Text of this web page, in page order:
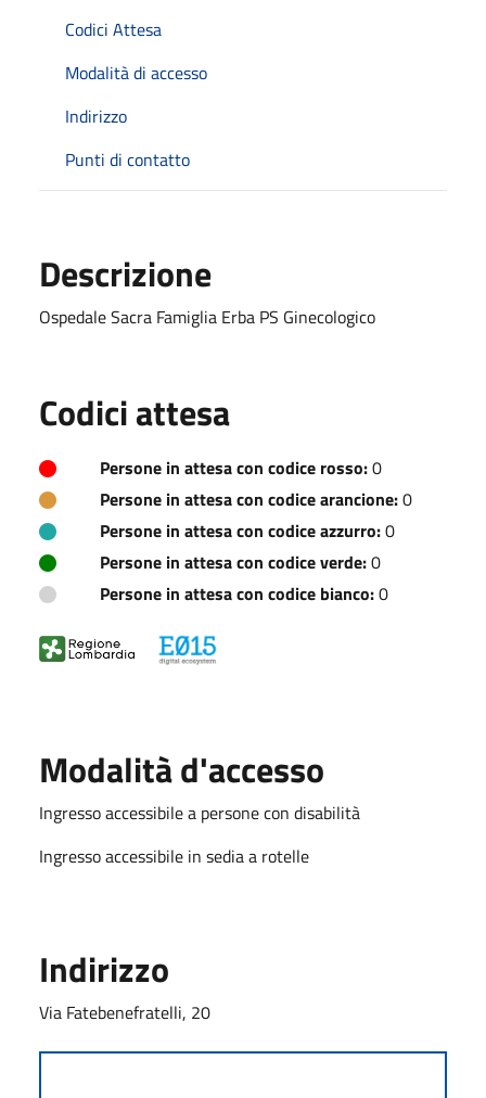
Codici Attesa
Modalità di accesso
Indirizzo
Punti di contatto
Descrizione
Ospedale Sacra Famiglia Erba PS Ginecologico
Codici attesa
Persone in attesa con codice rosso:0
Persone in attesa con codice arancione:0
Persone in attesa con codice azzurro:0
Persone in attesa con codice verde:0
Persone in attesa con codice bianco:0
Modalità d'accesso
Ingresso accessibile a persone con disabilità
Ingresso accessibile in sedia a rotelle
Indirizzo
Via Fatebenefratelli, 20